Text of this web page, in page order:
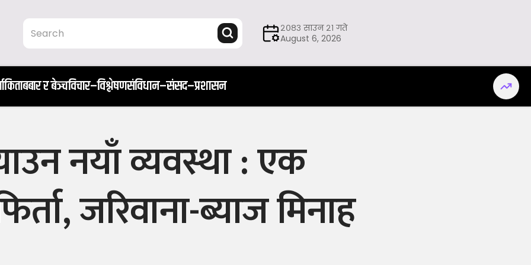
२०८३ साउन २१ गते
August 6, 2026
किताबबार र बेञ्चविचार–विश्लेषणसंविधान–संसद–प्रशासन
नयाँ व्यवस्था : एक
जरिवाना-ब्याज मिनाह